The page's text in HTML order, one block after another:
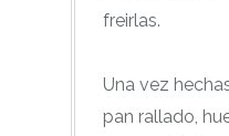
freirlas.
Una vez
pan rallado,